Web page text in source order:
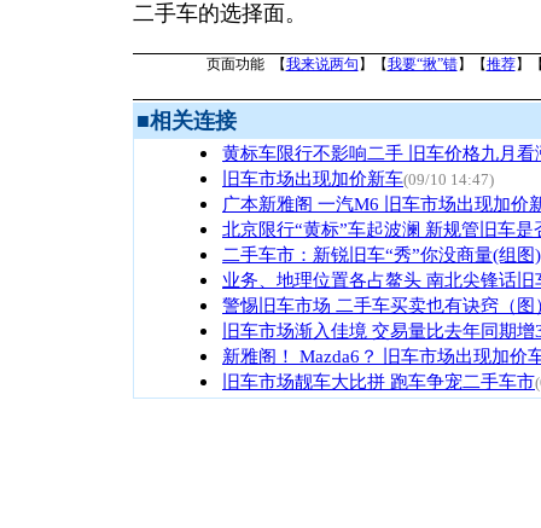
二手车的选择面。
页面功能 【我来说两句 】【我要“揪”错】【推荐】
■相关连接
黄标车限行不影响二手 旧车价格九月看
旧车市场出现加价新车(09/10 14:47)
广本新雅阁 一汽M6 旧车市场出现加价
北京限行“黄标”车起波澜 新规管旧车是
二手车市：新锐旧车“秀”你没商量(组图)
业务、地理位置各占鳌头 南北尖锋话旧
警惕旧车市场 二手车买卖也有诀窍（图
旧车市场渐入佳境 交易量比去年同期增
新雅阁！ Mazda6？ 旧车市场出现加价
旧车市场靓车大比拼 跑车争宠二手车市